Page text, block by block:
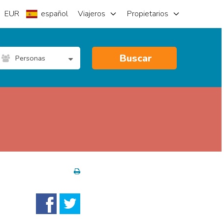
EUR español Viajeros Propietarios
Personas Buscar